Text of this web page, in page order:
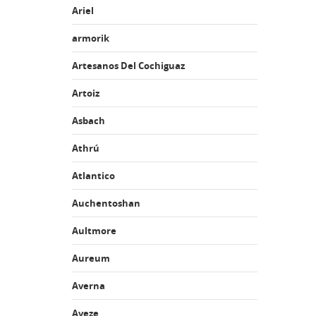
Ariel
armorik
Artesanos Del Cochiguaz
Artoiz
Asbach
Athrú
Atlantico
Auchentoshan
Aultmore
Aureum
Averna
Aveze